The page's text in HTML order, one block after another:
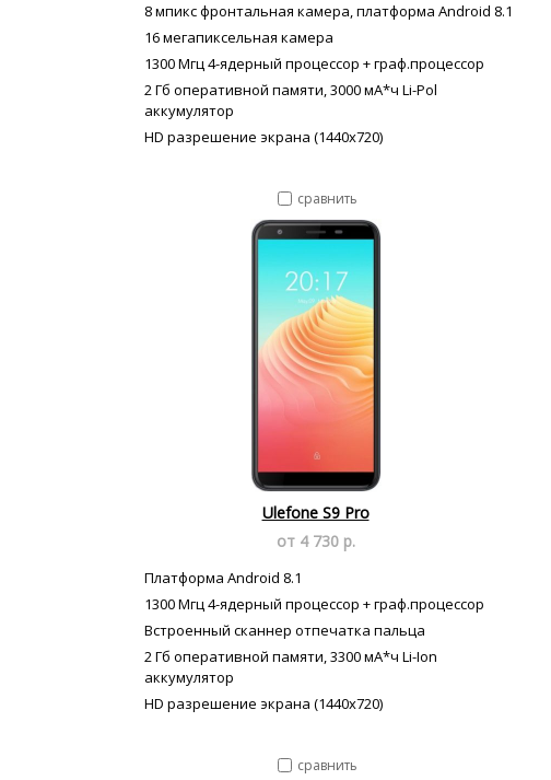
8 мпикс фронтальная камера, платформа Android 8.1
16 мегапиксельная камера
1300 Мгц 4-ядерный процессор + граф.процессор
2 Гб оперативной памяти, 3000 мА*ч Li-Pol
аккумулятор
HD разрешение экрана (1440x720)
сравнить
Ulefone S9 Pro
от 4 730 р.
Платформа Android 8.1
1300 Мгц 4-ядерный процессор + граф.процессор
Встроенный сканнер отпечатка пальца
2 Гб оперативной памяти, 3300 мА*ч Li-Ion
аккумулятор
HD разрешение экрана (1440x720)
сравнить